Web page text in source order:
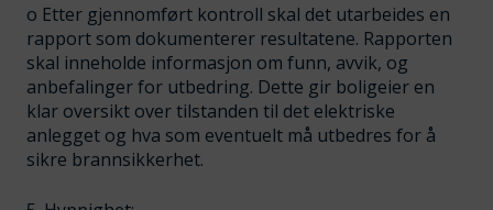
o Etter gjennomført kontroll skal det utarbeides en
rapport som dokumenterer resultatene. Rapporten
skal inneholde informasjon om funn, avvik, og
anbefalinger for utbedring. Dette gir boligeier en
klar oversikt over tilstanden til det elektriske
anlegget og hva som eventuelt må utbedres for å
sikre brannsikkerhet.